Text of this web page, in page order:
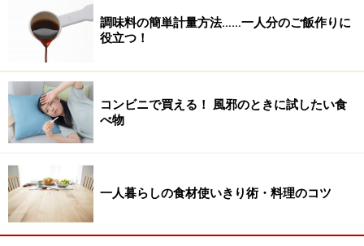
やり方は何でも構いません。
費用科目は大雑把でかまいません。
家賃や新聞、保険料など、毎月変動のないお金は記入し
なくてもかまいません。
また、きちんと合わせることが目的ではないので、多少
の誤差は気にせず、毎月どの費用が大体いくらくらい支
払われているのかを知ることが大切です。
3ヶ月家計簿をつけていると、使ったときは無意識で
も、改めて振り返ることになるので、無駄の多い費用が
自然とわかってきます。
調味料の簡単計量方法……一人分のご飯作りに
役立つ！
コンビニで買える！ 風邪のときに試したい食
べ物
一人暮らしの食材使いきり術・料理のコツ